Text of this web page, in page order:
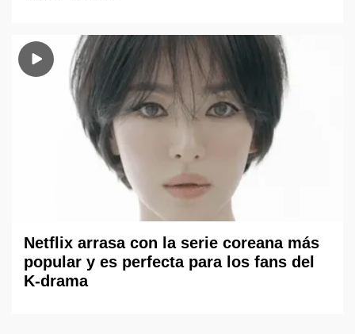
Netflix arrasa con la serie coreana más
popular y es perfecta para los fans del
K-drama